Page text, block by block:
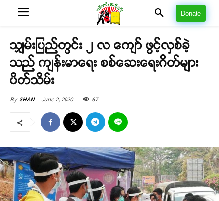
Donate
သျှမ်းပြည်တွင်း ၂ လ ကျော် ဖွင့်လှစ်ခဲ့
သည် ကျန်းမာရေး စစ်ဆေးရေးဂိတ်များ
ပိတ်သိမ်း
By SHAN June 2, 2020 67